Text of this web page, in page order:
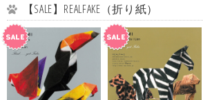
【SALE】REALFAKE（折り紙）